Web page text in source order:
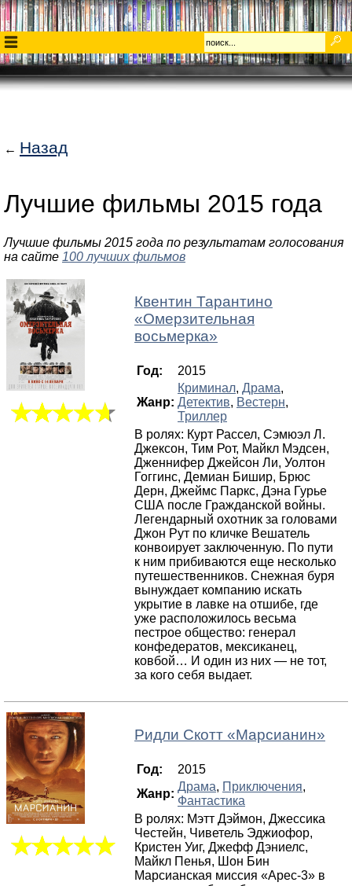
← Назад
Лучшие фильмы 2015 года
Лучшие фильмы 2015 года по результатам голосования
на сайте 100 лучших фильмов
Квентин Тарантино
«Омерзительная
восьмерка»
Год: 2015
Жанр:
Криминал, Драма,
Детектив, Вестерн,
Триллер
В ролях: Курт Рассел, Сэмюэл Л.
Джексон, Тим Рот, Майкл Мэдсен,
Дженнифер Джейсон Ли, Уолтон
Гоггинс, Демиан Бишир, Брюс
Дерн, Джеймс Паркс, Дэна Гурье
США после Гражданской войны.
Легендарный охотник за головами
Джон Рут по кличке Вешатель
конвоирует заключенную. По пути
к ним прибиваются еще несколько
путешественников. Снежная буря
вынуждает компанию искать
укрытие в лавке на отшибе, где
уже расположилось весьма
пестрое общество: генерал
конфедератов, мексиканец,
ковбой… И один из них — не тот,
за кого себя выдает.
Ридли Скотт «Марсианин»
Год:
2015
Жанр:
Драма, Приключения,
Фантастика
В ролях: Мэтт Дэймон, Джессика
Честейн, Чиветель Эджиофор,
Кристен Уиг, Джефф Дэниелс,
Майкл Пенья, Шон Бин
Марсианская миссия «Арес-3» в